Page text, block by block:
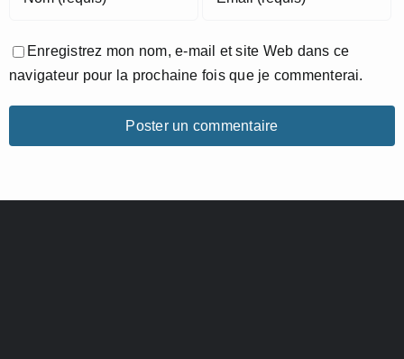
Enregistrez mon nom, e-mail et site Web dans ce
navigateur pour la prochaine fois que je commenterai.